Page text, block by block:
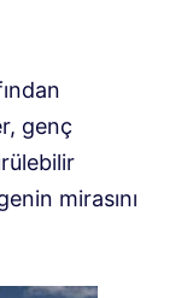
genç
mirasını